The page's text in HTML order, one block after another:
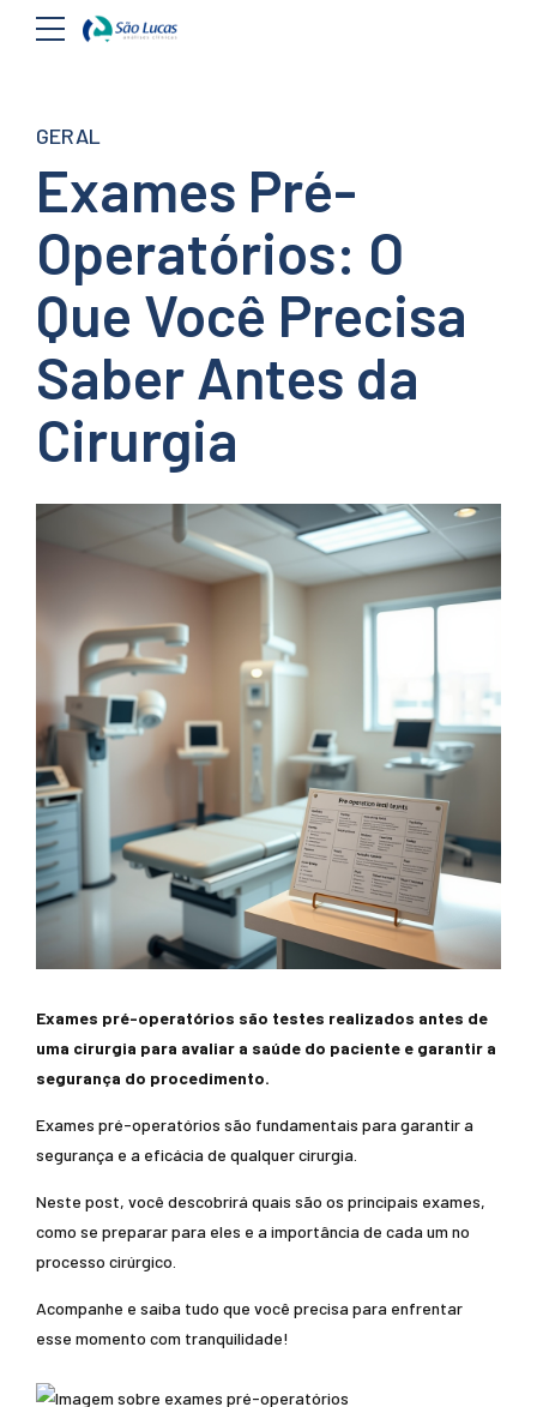
GERAL
Exames Pré-
Operatórios: O
Que Você Precisa
Saber Antes da
Cirurgia
Exames pré-operatórios são testes realizados antes de
uma cirurgia para avaliar a saúde do paciente e garantir a
segurança do procedimento.
Exames pré-operatórios são fundamentais para garantir a
segurança e a eficácia de qualquer cirurgia.
Neste post, você descobrirá quais são os principais exames,
como se preparar para eles e a importância de cada um no
processo cirúrgico.
Acompanhe e saiba tudo que você precisa para enfrentar
esse momento com tranquilidade!